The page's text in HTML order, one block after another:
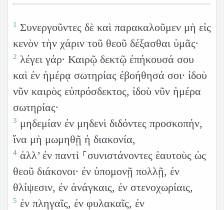
1 Συνεργοῦντες δὲ καὶ παρακαλοῦμεν μὴ εἰς
κενὸν τὴν χάριν τοῦ θεοῦ δέξασθαι ὑμᾶς·
2 λέγει γάρ· Καιρῷ δεκτῷ ἐπήκουσά σου
καὶ ἐν ἡμέρᾳ σωτηρίας ἐβοήθησά σοι· ἰδοὺ
νῦν καιρὸς εὐπρόσδεκτος, ἰδοὺ νῦν ἡμέρα
σωτηρίας·
3 μηδεμίαν ἐν μηδενὶ διδόντες προσκοπήν,
ἵνα μὴ μωμηθῇ ἡ διακονία,
4 ἀλλ’ ἐν παντὶ ⸀συνιστάνοντες ἑαυτοὺς ὡς
θεοῦ διάκονοι· ἐν ὑπομονῇ πολλῇ, ἐν
θλίψεσιν, ἐν ἀνάγκαις, ἐν στενοχωρίαις,
5 ἐν πληγαῖς, ἐν φυλακαῖς, ἐν